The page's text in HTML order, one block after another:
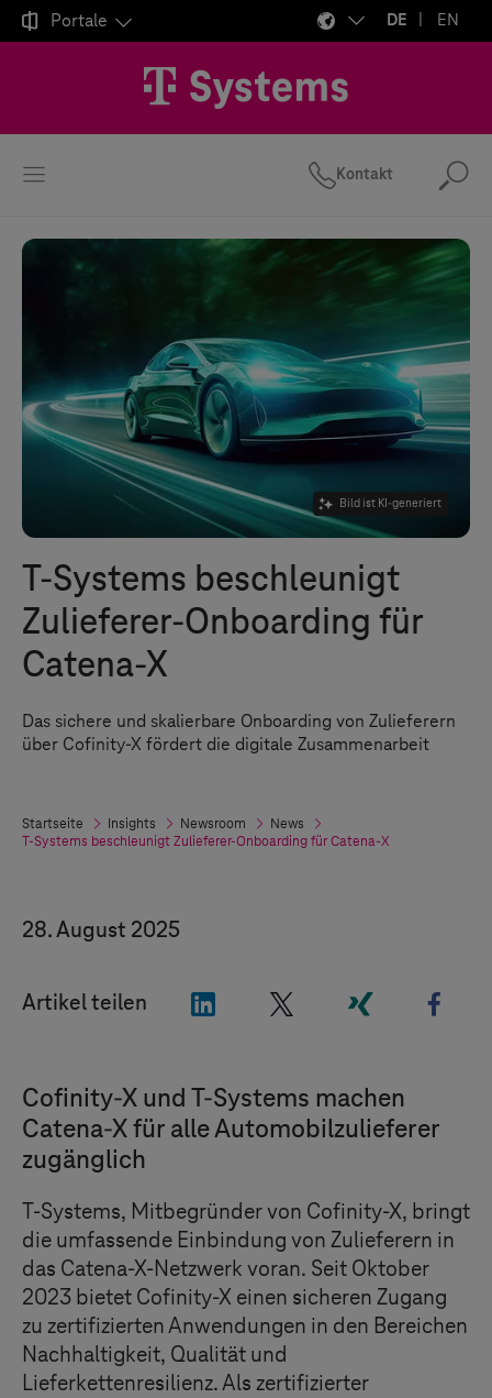
 Portale DE EN
Kontakt
Bild ist KI-generiert
T-Systems beschleunigt
Zulieferer-Onboarding für
Catena-X
Das sichere und skalierbare Onboarding von Zulieferern
über Cofinity-X fördert die digitale Zusammenarbeit
Startseite Insights Newsroom
News
T-Systems beschleunigt Zulieferer-Onboarding für Catena-X
28. August 2025
Artikel teilen "LinkedIn" "Xing"
Cofinity-X und T-Systems machen
Catena-X für alle Automobilzulieferer
zugänglich
T-Systems, Mitbegründer von Cofinity-X, bringt
die umfassende Einbindung von Zulieferern in
das Catena-X-Netzwerk voran. Seit Oktober
2023 bietet Cofinity-X einen sicheren Zugang
zu zertifizierten Anwendungen in den Bereichen
Nachhaltigkeit, Qualität und
Lieferkettenresilienz. Als zertifizierter